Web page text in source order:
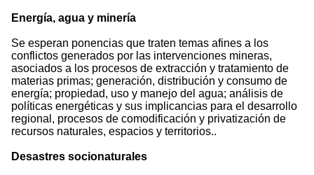
Energía, agua y minería
Se esperan ponencias que traten temas afines a los
conflictos generados por las intervenciones mineras,
asociados a los procesos de extracción y tratamiento de
materias primas; generación, distribución y consumo de
energía; propiedad, uso y manejo del agua; análisis de
políticas energéticas y sus implicancias para el desarrollo
regional, procesos de comodificación y privatización de
recursos naturales, espacios y territorios..
Desastres socionaturales